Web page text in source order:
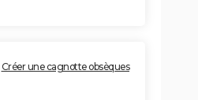
Créer une cagnotte obsèques